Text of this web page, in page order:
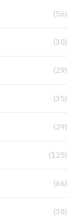
(56)
(30)
(29)
(35)
(29)
(125)
(66)
(38)